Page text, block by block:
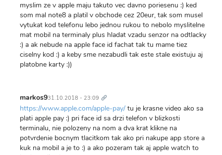
myslim ze v apple maju takuto vec davno poriesenu :) ked
som mal note8 a platil v obchode cez 20eur, tak som musel
vytukat kod telefonu lebo jednou rukou to nebolo myslitelne
mat mobil na terminaly plus hladat vzadu senzor na odtlacky
:) a ak nebude na apple face id fachat tak tu mame tiez
ciselny kod :) a keby sme nezabudli tak este stale existuju aj
platobne karty :))
markos931.10.2018 - 23:09 odkaz
https://www.apple.com/apple-pay/ tu je krasne video ako sa
plati apple pay :) pri face id sa drzi telefon v blizkosti
terminalu, nie polozeny na nom a dva krat klikne na
potvrdenie bocnym tlacitkom tak ako pri nakupe app store a
kuk na mobil a je to :) a ako pozeram tak aj apple watch to